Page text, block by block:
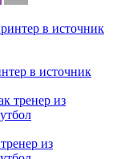
в источник
из